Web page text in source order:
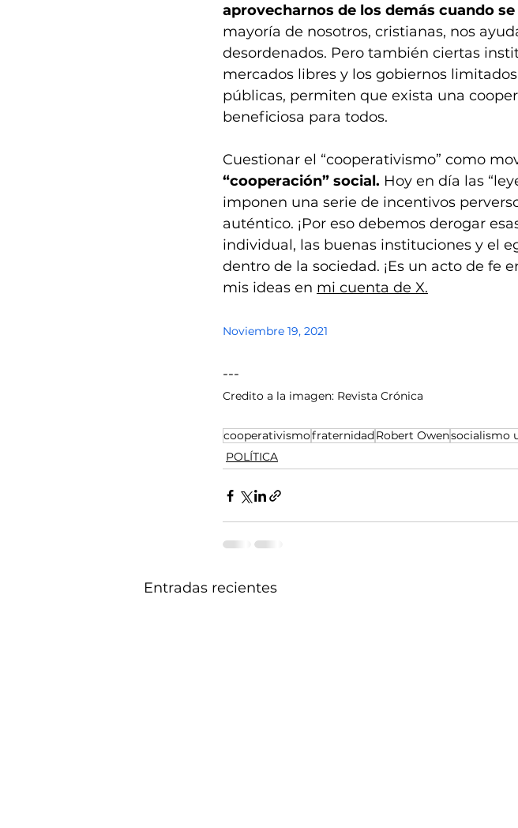
aprovecharnos de los demás cuando se
mayoría de nosotros, cristianas, nos
desordenados. Pero también ciertas
mercados libres y los gobiernos
públicas, permiten que exista una
beneficiosa para todos.
Cuestionar el “cooperativismo” como
“cooperación” social. Hoy en día las
imponen una serie de incentivos
auténtico. ¡Por eso debemos derogar
individual, las buenas instituciones y el
dentro de la sociedad. ¡Es un acto de fe
mis ideas en mi cuenta de X.
Noviembre 19, 2021
---
Credito a la imagen: Revista Crónica
cooperativismofraternidadRobert Owensocialismo
POLÍTICA
Entradas recientes